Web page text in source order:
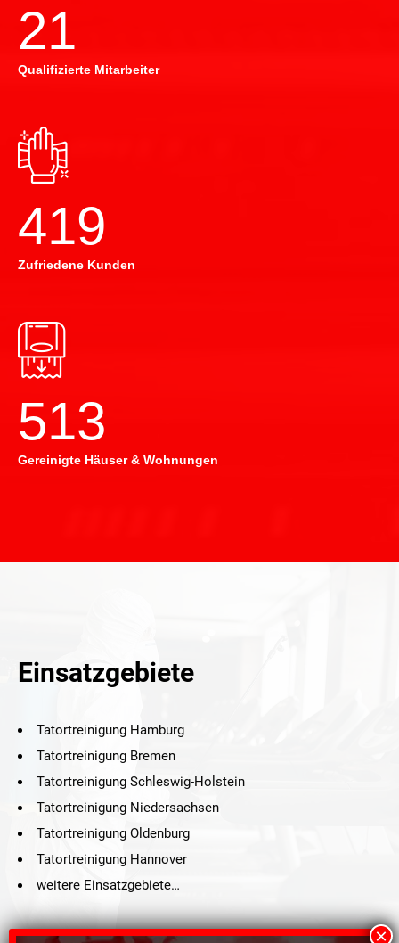
22
Qualifizierte Mitarbeiter
420
Zufriedene Kunden
514
Gereinigte Häuser & Wohnungen
Einsatzgebiete
Tatortreinigung Hamburg
Tatortreinigung Bremen
Tatortreinigung Schleswig-Holstein
Tatortreinigung Niedersachsen
Tatortreinigung Oldenburg
Tatortreinigung Hannover
weitere Einsatzgebiete…